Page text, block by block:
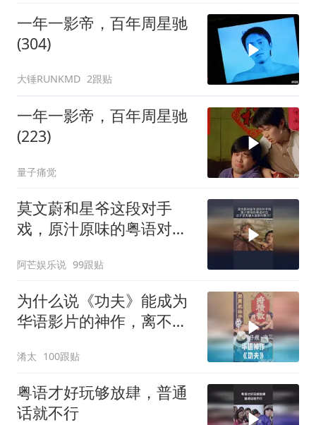
一年一影帝，百年周星驰
(304)
大锤RUNKMD 2跟贴
一年一影帝，百年周星驰
(223)
量子痛觉
莫文蔚和星爷这段对手
戏，原汁原味的粤语对
魅力！
阿芒娱乐说 99跟贴
为什么说《功夫》能成为
华语影片的神作，离不开
淆太 100跟贴
粤语才好玩够放肆，普通
话就不行